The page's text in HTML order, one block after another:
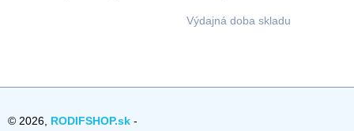
Výdajná doba skladu
© 2026, RODIFSHOP.sk -